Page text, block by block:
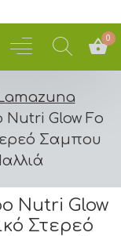
0
Glow Fo
Σαμπου
Nutri Glow
Στερεό